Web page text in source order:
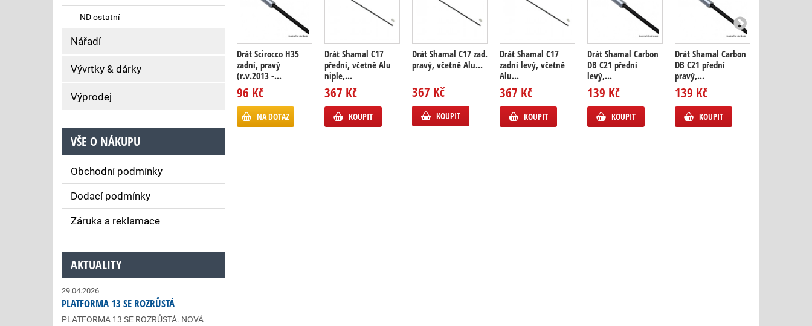
Drát Scirocco H35
zadní, pravý
(r.v.2013 -...
96 Kč
NA DOTAZ
Drát Shamal C17
přední, včetně Alu
niple,...
367 Kč
KOUPIT
Drát Shamal C17 zad.
pravý, včetně Alu...
367 Kč
KOUPIT
Drát Shamal C17
zadní levý, včetně
Alu...
367 Kč
KOUPIT
Drát Shamal Carbon
DB C21 přední
levý,...
139 Kč
KOUPIT
Drát Shamal Carbon
DB C21 přední
pravý,...
139 Kč
KOUPIT
ND ostatní
Nářadí
Vývrtky & dárky
Výprodej
VŠE O NÁKUPU
Obchodní podmínky
Dodací podmínky
Záruka a reklamace
AKTUALITY
29.04.2026
PLATFORMA 13 SE ROZRŮSTÁ
PLATFORMA 13 SE ROZRŮSTÁ. NOVÁ